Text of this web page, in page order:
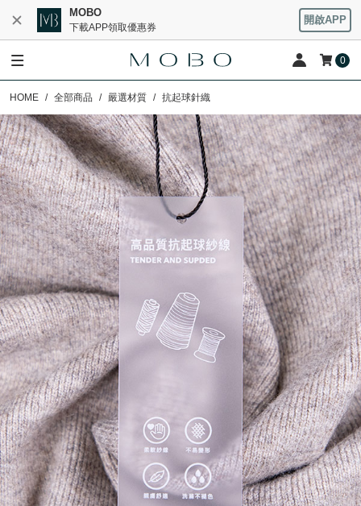
MOBO
下載APP領取優惠券
開啟APP
0
HOME 全部商品 嚴選材質 抗起球針織